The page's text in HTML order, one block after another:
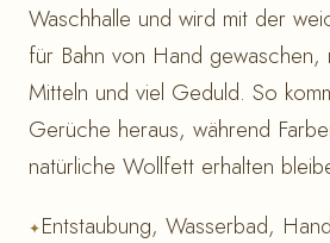
Waschhalle und wird mit der
für Bahn von Hand gewaschen,
Mitteln und viel Geduld. So
Gerüche heraus, während
natürliche Wollfett erhalten
Entstaubung, Wasserbad,